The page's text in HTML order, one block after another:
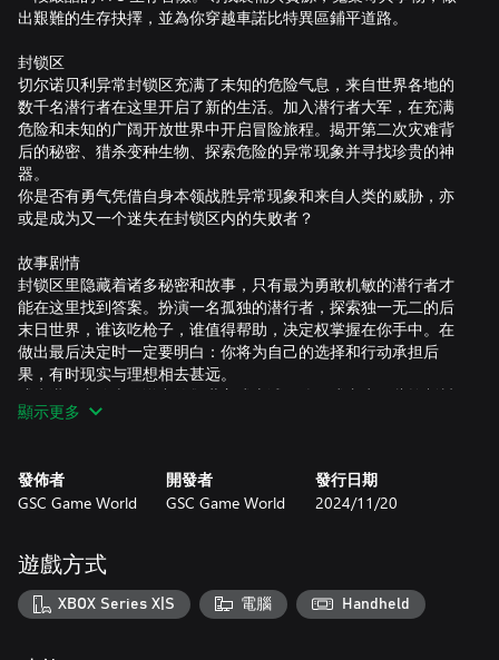
出艱難的生存抉擇，並為你穿越車諾比特異區鋪平道路。
封锁区
切尔诺贝利异常封锁区充满了未知的危险气息，来自世界各地的
数千名潜行者在这里开启了新的生活。加入潜行者大军，在充满
危险和未知的广阔开放世界中开启冒险旅程。揭开第二次灾难背
后的秘密、猎杀变种生物、探索危险的异常现象并寻找珍贵的神
器。
你是否有勇气凭借自身本领战胜异常现象和来自人类的威胁，亦
或是成为又一个迷失在封锁区内的失败者？
故事剧情
封锁区里隐藏着诸多秘密和故事，只有最为勇敢机敏的潜行者才
能在这里找到答案。扮演一名孤独的潜行者，探索独一无二的后
末日世界，谁该吃枪子，谁值得帮助，决定权掌握在你手中。在
做出最后决定时一定要明白：你将为自己的选择和行动承担后
果，有时现实与理想相去甚远。
成为潜行者篝火传说中的救世主或忠诚伙伴。或者为那些控制封
锁区的人执行危险但报酬丰厚的任务。在这里你可以扮演任何角
危险
土匪、雇佣兵、官方势力、孤独的潜行者、各种派系和变种生
们会不惜一切代价夺取战利品或品尝人肉的味道。只有分析他们
的攻击行为，并在面对各类掠食者时选择特定的战术，才有可能
赢得战斗或者至少活着结束战斗。
这里没有绝对的安全，因为你首要的敌人就是封锁区，它总能在
顯示更多
發佈者
GSC Game World
開發者
GSC Game World
發行日期
2024/11/20
遊戲方式
XBOX Series X|S 電腦 Handheld